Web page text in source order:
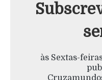
às Sextas-